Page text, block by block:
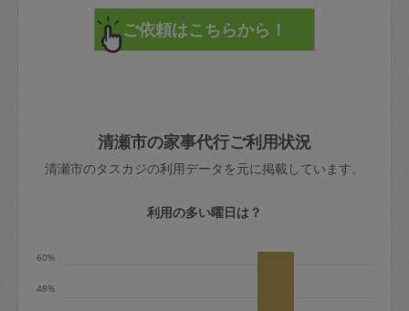
直前キャンセル料：
72時間前〜24時間前＝依頼料金の50%
依頼者不在による当日キャンセル＝依頼
金額の100%＋交通費全額
※例：依頼日時／土曜日午前9時開始の場
みてください。
その後、一番気に入ったタスカジさんに
てください。
不在時に部屋に入るためにタスカジさん
きた場合は損害保険の対象外となるので
ご注意ください。
で、必ず鍵のかかるロッカーや金庫に入
れて依頼者の責任の元管理するよう心掛
けてください。
玉、など
あわせてこちらも参照ください：初めて
はありますか？
清瀬市の家事代行ご利用状況
清瀬市のタスカジの利用データを元に掲載しています。
利用の多い曜日は？
48%
60%